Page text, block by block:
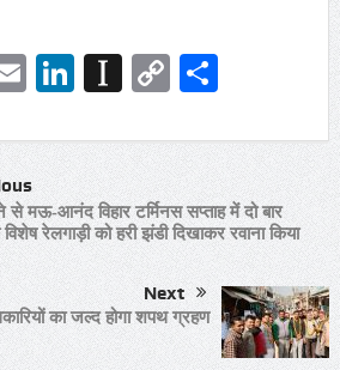
EmailLinkedIn
Instapaper
CopyShare
से मऊ-आनंद विहार टर्मिनस सप्ताह में दो बार
रेलगाड़ी को हरी झंडी दिखाकर रवाना किया
Next
का जल्द होगा शपथ ग्रहण